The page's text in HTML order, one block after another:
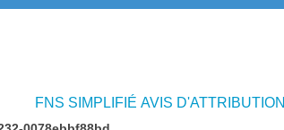
FNS SIMPLIFIÉ AVIS D'ATTRIBUTION